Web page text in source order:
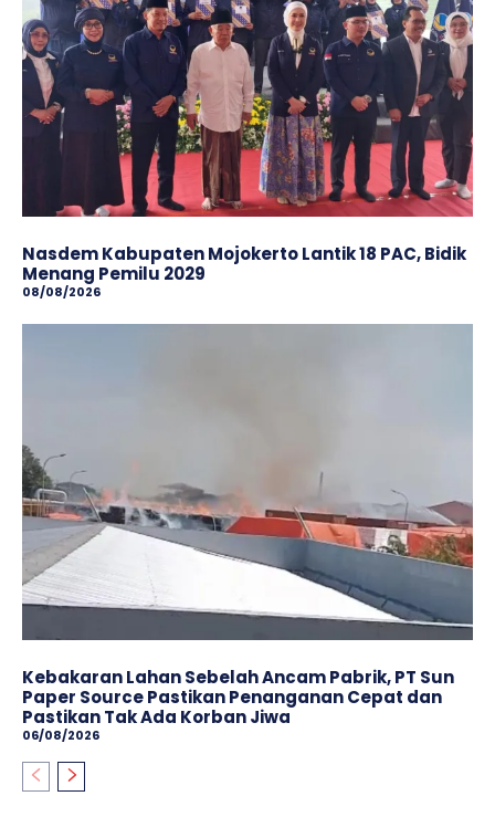
Nasdem Kabupaten Mojokerto Lantik 18 PAC, Bidik
Menang Pemilu 2029
08/08/2026
Kebakaran Lahan Sebelah Ancam Pabrik, PT Sun
Paper Source Pastikan Penanganan Cepat dan
Pastikan Tak Ada Korban Jiwa
06/08/2026